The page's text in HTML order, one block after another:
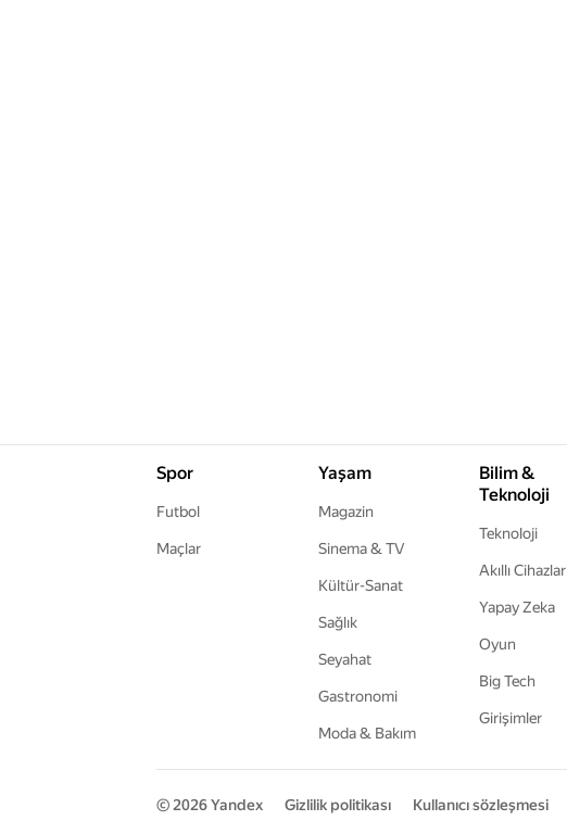
Spor
Futbol
Maçlar
Yaşam
Magazin
Sinema & TV
Kültür-Sanat
Sağlık
Seyahat
Gastronomi
Moda & Bakım
Bilim &
Teknoloji
Teknoloji
Akıllı Cihazlar
Yapay Zeka
Oyun
Big Tech
Girişimler
© 2026Yandex Gizlilik politikası Kullanıcı sözleşmesi